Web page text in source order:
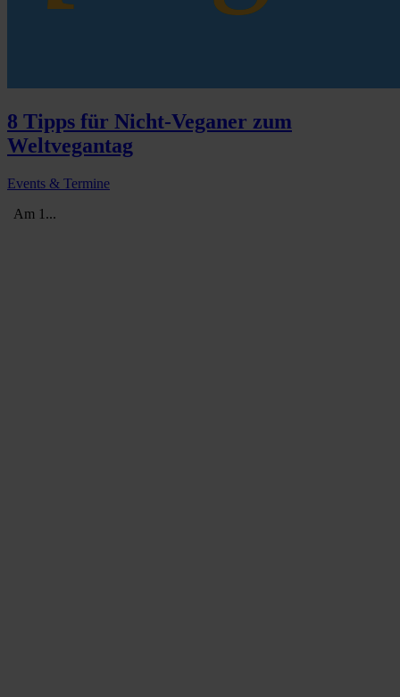
8 Tipps für Nicht-Veganer zum
Weltvegantag
Events & Termine
Am 1...